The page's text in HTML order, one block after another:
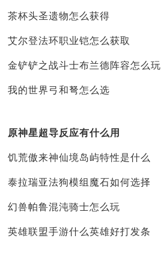
茶杯头圣遗物怎么获得
艾尔登法环职业铠怎么获取
金铲铲之战斗士布兰德阵容怎么玩
我的世界弓和弩怎么选
原神星超导反应有什么用
饥荒傲来神仙境岛屿特性是什么
泰拉瑞亚法狗模组魔石如何选择
幻兽帕鲁混沌骑士怎么玩
英雄联盟手游什么英雄好打发条